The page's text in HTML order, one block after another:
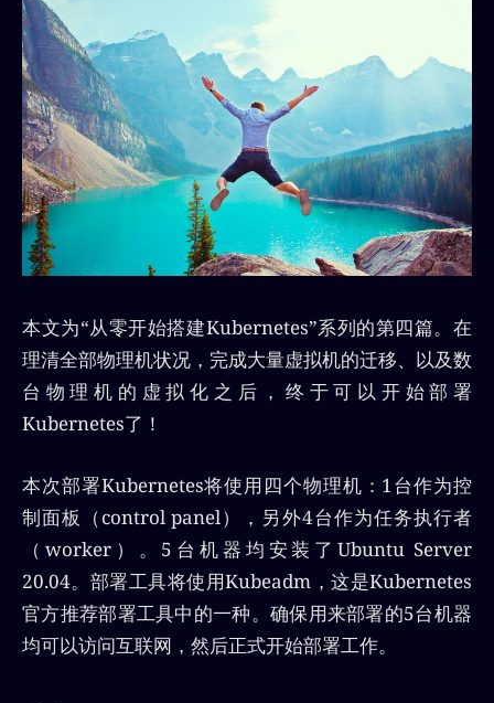
本文为“从零开始搭建Kubernetes”系列的第四篇。在
理清全部物理机状况，完成大量虚拟机的迁移、以及数
台物理机的虚拟化之后，终于可以开始部署
Kubernetes了！
本次部署Kubernetes将使用四个物理机：1台作为控
制面板（control panel），另外4台作为任务执行者
（worker）。5台机器均安装了Ubuntu Server
20.04。部署工具将使用Kubeadm，这是Kubernetes
官方推荐部署工具中的一种。确保用来部署的5台机器
均可以访问互联网，然后正式开始部署工作。